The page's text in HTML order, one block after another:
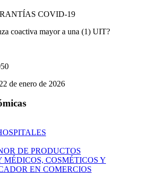
COVID-19
coactiva mayor a una (1) UIT?
22 de enero de 2026
DE PRODUCTOS
MÉDICOS, COSMÉTICOS Y
EN COMERCIOS